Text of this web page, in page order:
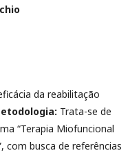
da reabilitação
Trata-se de
“Terapia Miofuncional
com busca de referências